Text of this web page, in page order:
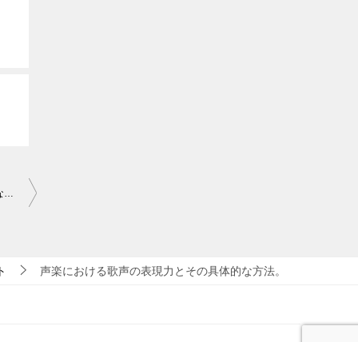
メロディを歌うやり方とフランス語の歌い方、1ブレスで歌う効能など。
声楽における歌声の表現力とその具体的な方法。